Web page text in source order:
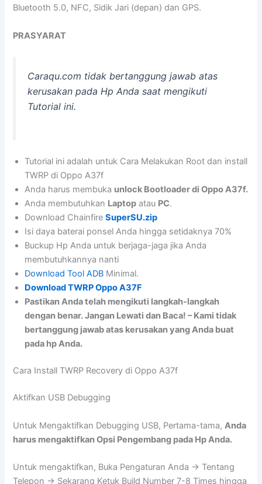
Bluetooth 5.0, NFC, Sidik Jari (depan) dan GPS.
PRASYARAT
Caraqu.com tidak bertanggung jawab atas
kerusakan pada Hp Anda saat mengikuti
Tutorial ini.
Tutorial ini adalah untuk Cara Melakukan Root dan install
TWRP di Oppo A37f
Anda harus membuka unlock Bootloader di Oppo A37f.
Anda membutuhkan Laptop atau PC.
Download ChainfireSuperSU.zip
Isi daya baterai ponsel Anda hingga setidaknya 70%
Buckup Hp Anda untuk berjaga-jaga jika Anda
membutuhkannya nanti
Download Tool ADB Minimal.
Download TWRP Oppo A37F
Pastikan Anda telah mengikuti langkah-langkah
dengan benar. Jangan Lewati dan Baca! – Kami tidak
bertanggung jawab atas kerusakan yang Anda buat
pada hp Anda.
Cara Install TWRP Recovery di Oppo A37f
Aktifkan USB Debugging
Untuk Mengaktifkan Debugging USB, Pertama-tama, Anda
harus mengaktifkan Opsi Pengembang pada Hp Anda.
Untuk mengaktifkan, Buka Pengaturan Anda -> Tentang
Telepon -> Sekarang Ketuk Build Number 7-8 Times hingga